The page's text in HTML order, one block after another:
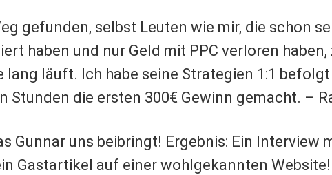
gefunden, selbst Leuten wie mir, die schon
haben und nur Geld mit PPC verloren haben,
lang läuft. Ich habe seine Strategien 1:1
Stunden die ersten 300€ Gewinn gemacht. –
Gunnar uns beibringt! Ergebnis: Ein Interview
Gastartikel auf einer wohlgekannten Website!